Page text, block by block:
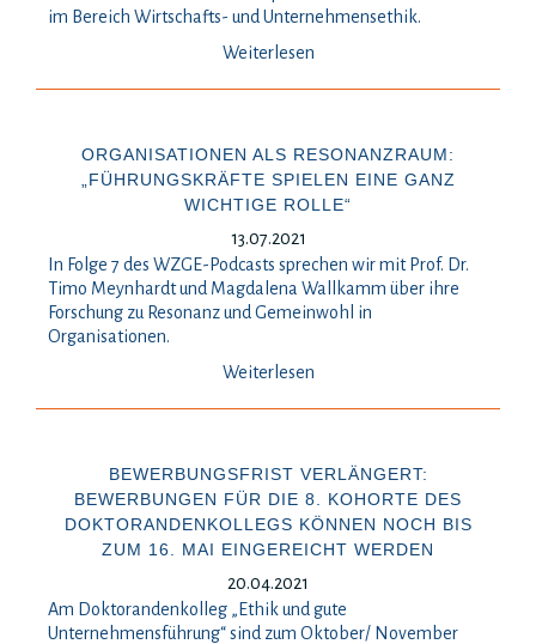
im Bereich Wirtschafts- und Unternehmensethik.
Weiterlesen
ORGANISATIONEN ALS RESONANZRAUM:
„FÜHRUNGSKRÄFTE SPIELEN EINE GANZ
WICHTIGE ROLLE“
13.07.2021
In Folge 7 des WZGE-Podcasts sprechen wir mit Prof. Dr.
Timo Meynhardt und Magdalena Wallkamm über ihre
Forschung zu Resonanz und Gemeinwohl in
Organisationen.
Weiterlesen
BEWERBUNGSFRIST VERLÄNGERT:
BEWERBUNGEN FÜR DIE 8. KOHORTE DES
DOKTORANDENKOLLEGS KÖNNEN NOCH BIS
ZUM 16. MAI EINGEREICHT WERDEN
20.04.2021
Am Doktorandenkolleg „Ethik und gute
Unternehmensführung“ sind zum Oktober/ November